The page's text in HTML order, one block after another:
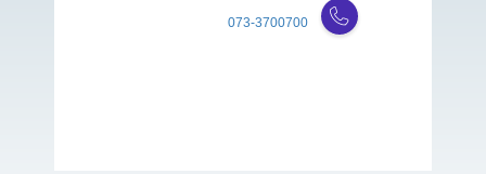
073-3700700